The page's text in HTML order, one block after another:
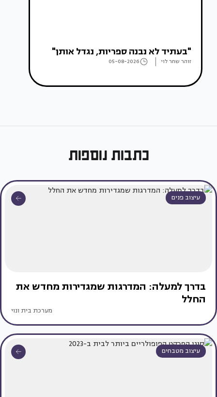
"בעתיד לא נבנה ספריות, נגדל אותן"
זוהר שחר לוי 05-08-2026
כתבות נוספות
עיצוב פנים
בדרך למעלה: המדרגות שמגדירות מחדש את
החלל
מערכת בית ונוי
עיצוב מטבחים